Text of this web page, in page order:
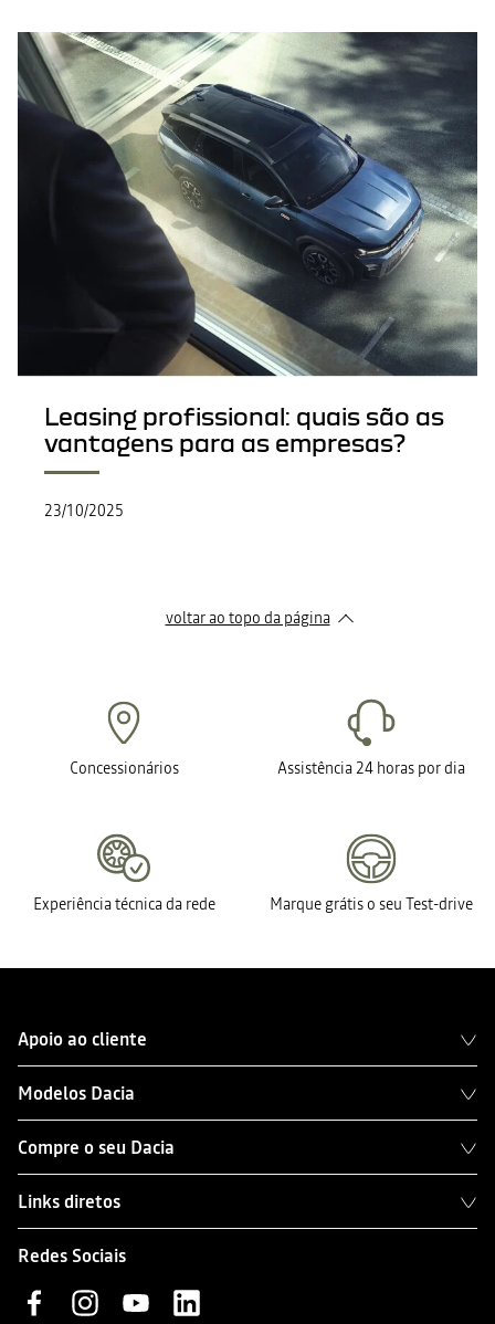
Leasing profissional: quais são as
vantagens para as empresas?
23/10/2025
voltar ao topo da página
Concessionários Assistência 24 horas por dia
Experiência técnica da rede Marque grátis o seu Test-drive
Apoio ao cliente
Modelos Dacia
Compre o seu Dacia
Links diretos
Redes Sociais